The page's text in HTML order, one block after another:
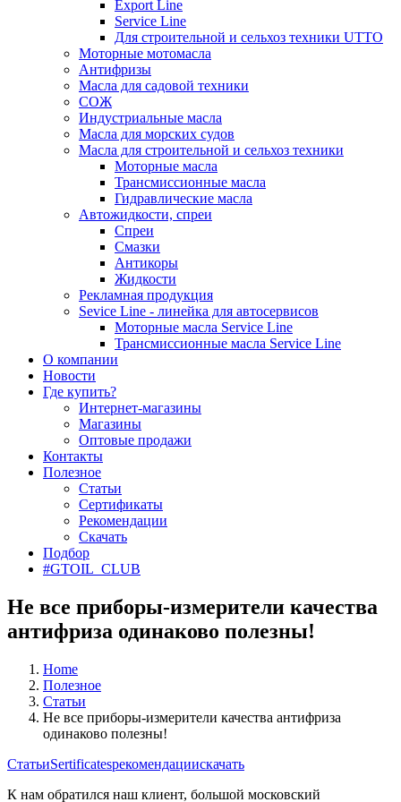
Export Line
Service Line
Для строительной и сельхоз техники UTTO
Моторные мотомасла
Антифризы
Масла для садовой техники
СОЖ
Индустриальные масла
Масла для морских судов
Масла для строительной и сельхоз техники
Моторные масла
Трансмиссионные масла
Гидравлические масла
Автожидкости, спреи
Спреи
Смазки
Антикоры
Жидкости
Рекламная продукция
Sevice Line - линейка для автосервисов
Моторные масла Service Line
Трансмиссионные масла Service Line
О компании
Новости
Где купить?
Интернет-магазины
Магазины
Оптовые продажи
Контакты
Полезное
Статьи
Сертификаты
Рекомендации
Скачать
Подбор
#GTOIL_CLUB
Не все приборы-измерители качества
антифриза одинаково полезны!
Home
Полезное
Cтатьи
Не все приборы-измерители качества антифриза
одинаково полезны!
CтатьиSertificatesрекомендациискачать
К нам обратился наш клиент, большой московский